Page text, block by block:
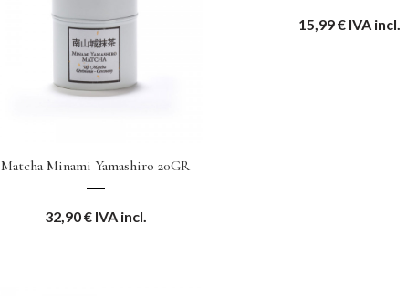
Matcha Minami Yamashiro 20GR
32,90€ IVA incl.
15,99€ IVA incl.